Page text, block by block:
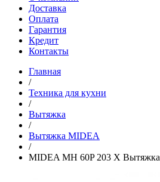
Доставка
Оплата
Гарантия
Кредит
Контакты
Главная
/
Техника для кухни
/
Вытяжка
/
Вытяжка MIDEA
/
MIDEA MH 60P 203 X Вытяжка